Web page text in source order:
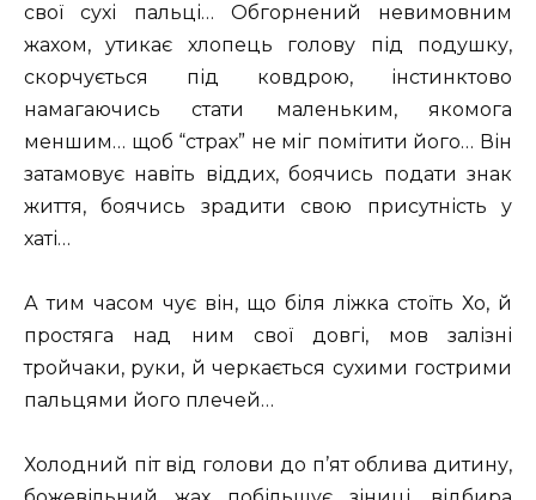
свої сухі пальці… Обгорнений невимовним
жахом, утикає хлопець голову під подушку,
скорчується під ковдрою, інстинктово
намагаючись стати маленьким, якомога
меншим… щоб “страх” не міг помітити його… Він
затамовує навіть віддих, боячись подати знак
життя, боячись зрадити свою присутність у
хаті…
А тим часом чує він, що біля ліжка стоїть Хо, й
простяга над ним свої довгі, мов залізні
тройчаки, руки, й черкається сухими гострими
пальцями його плечей…
Холодний піт від голови до п’ят облива дитину,